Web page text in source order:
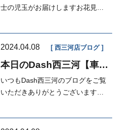
士の児玉がお届けしますお花見や
2024.04.08 西三河店ブログ
本日のDash西三河【車検
割できる！】【新入庫車
情報♪】
いつもDash西三河のブログをご覧
いただきありがとうございます！